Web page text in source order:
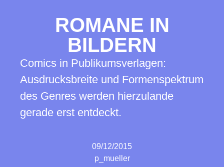
ROMANE IN
BILDERN
Comics in Publikumsverlagen:
Ausdrucksbreite und Formenspektrum
des Genres werden hierzulande
gerade erst entdeckt.
09/12/2015
p_mueller